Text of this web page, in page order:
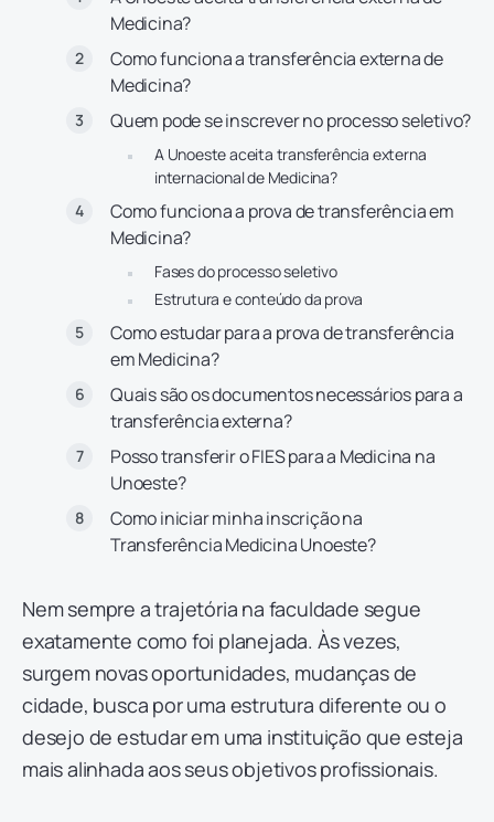
Medicina?
Como funciona a transferência externa de
Medicina?
Quem pode se inscrever no processo seletivo?
A Unoeste aceita transferência externa
internacional de Medicina?
Como funciona a prova de transferência em
Medicina?
Fases do processo seletivo
Estrutura e conteúdo da prova
Como estudar para a prova de transferência
em Medicina?
Quais são os documentos necessários para a
transferência externa?
Posso transferir o FIES para a Medicina na
Unoeste?
Como iniciar minha inscrição na
Transferência Medicina Unoeste?
Nem sempre a trajetória na faculdade segue
exatamente como foi planejada. Às vezes,
surgem novas oportunidades, mudanças de
cidade, busca por uma estrutura diferente ou o
desejo de estudar em uma instituição que esteja
mais alinhada aos seus objetivos profissionais.